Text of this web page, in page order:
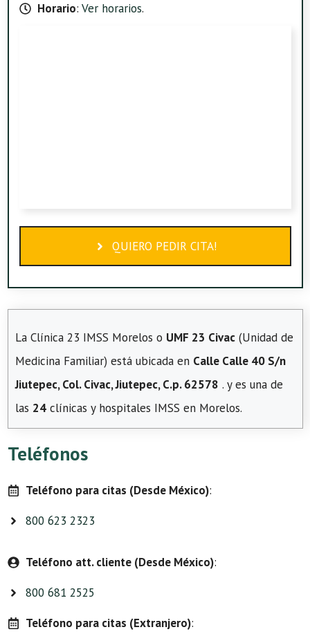
Horario: Ver horarios.
QUIERO PEDIR CITA!
La Clínica 23 IMSS Morelos o UMF 23 Civac (Unidad de
Medicina Familiar) está ubicada en Calle Calle 40 S/n
Jiutepec, Col. Civac, Jiutepec, C.p. 62578 . y es una de
las 24 clínicas y hospitales IMSS en Morelos.
Teléfonos
Teléfono para citas (Desde México):
800 623 2323
Teléfono att. cliente (Desde México):
800 681 2525
Teléfono para citas (Extranjero):